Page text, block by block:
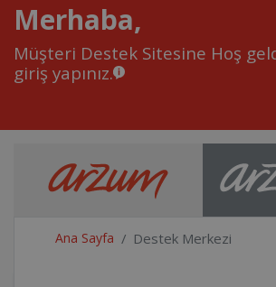
Merhaba,
Müşteri Destek Sitesine Hoş
giriş yapınız.
Ana Sayfa Destek Merkezi